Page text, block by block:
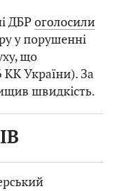
ДБР оголосили
у порушенні
що
КК України). За
швидкість.